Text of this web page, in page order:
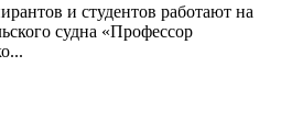
и студентов работают на
судна «Профессор